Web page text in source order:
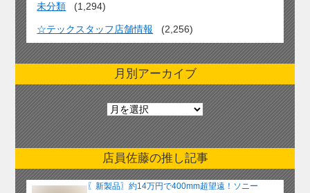
未分類 (1,294)
☆テックスタッフ店舗情報 (2,256)
月別アーカイブ
月
別
ア
ー
カ
イ
店員佐藤の推し記事
〖新製品〗約14万円で400mm超望遠！ソニー